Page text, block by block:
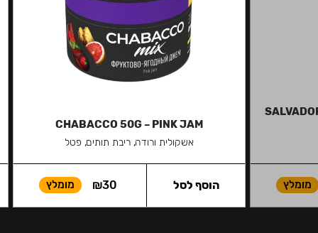
מומלץ
CHABACCO 50G – PINK JAM
אשקולית ורודה, ריבת תותים, פטל
₪30 מומלץ הוסף לסל